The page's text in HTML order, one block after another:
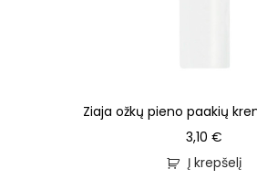
Ziaja ožkų pieno paakių
3,10 €
Į krepšelį